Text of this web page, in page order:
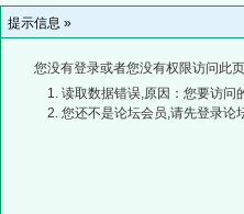
提示信息 »
您没有登录或者您没有权限访问此
读取数据错误,原因：您要访问
您还不是论坛会员,请先登录论